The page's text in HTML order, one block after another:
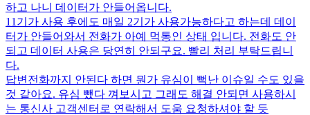
하고 나니 데이터가 안들어옵니다.
11기가 사용 후에도 매일 2기가 사용가능하다고 하는데 데이
터가 안들어와서 전화가 아예 먹통인 상태 입니다. 전화도 안
되고 데이터 사용은 당연히 안되구요. 빨리 처리 부탁드립니
다.
답변 전화까지 안된다 하면 뭔가 유심이 뻑난 이슈일 수도 있을
것 같아요. 유심 뺐다 껴보시고 그래도 해결 안되면 사용하시
는 통신사 고객센터로 연락해서 도움 요청하셔야 할 듯